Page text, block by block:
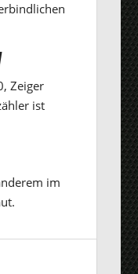
Zeiger
ist
im